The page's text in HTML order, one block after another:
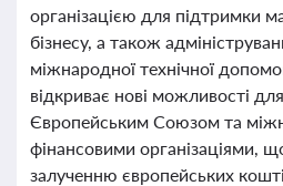
організацією для підтримки
бізнесу, а також
міжнародної технічної
відкриває нові можливості
Європейським Союзом та
фінансовими організаціями,
залученню європейських